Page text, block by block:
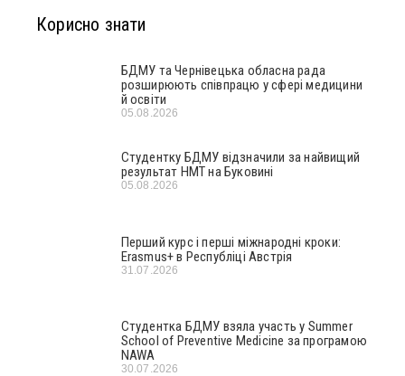
Корисно знати
БДМУ та Чернівецька обласна рада
розширюють співпрацю у сфері медицини
й освіти
05.08.2026
Студентку БДМУ відзначили за найвищий
результат НМТ на Буковині
05.08.2026
Перший курс і перші міжнародні кроки:
Erasmus+ в Республіці Австрія
31.07.2026
Студентка БДМУ взяла участь у Summer
School of Preventive Medicine за програмою
NAWA
30.07.2026